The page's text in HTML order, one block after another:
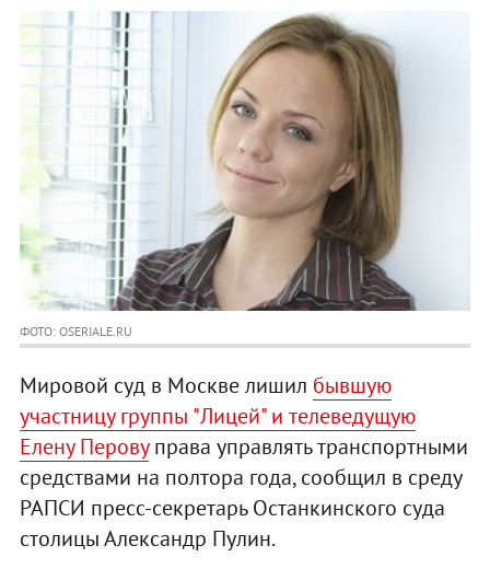
ФОТО: OSERIALE.RU
Мировой суд в Москве лишил бывшую
участницу группы "Лицей" и телеведущую
Елену Перовуправа управлять транспортными
средствами на полтора года, сообщил в среду
РАПСИ пресс-секретарь Останкинского суда
столицы Александр Пулин.